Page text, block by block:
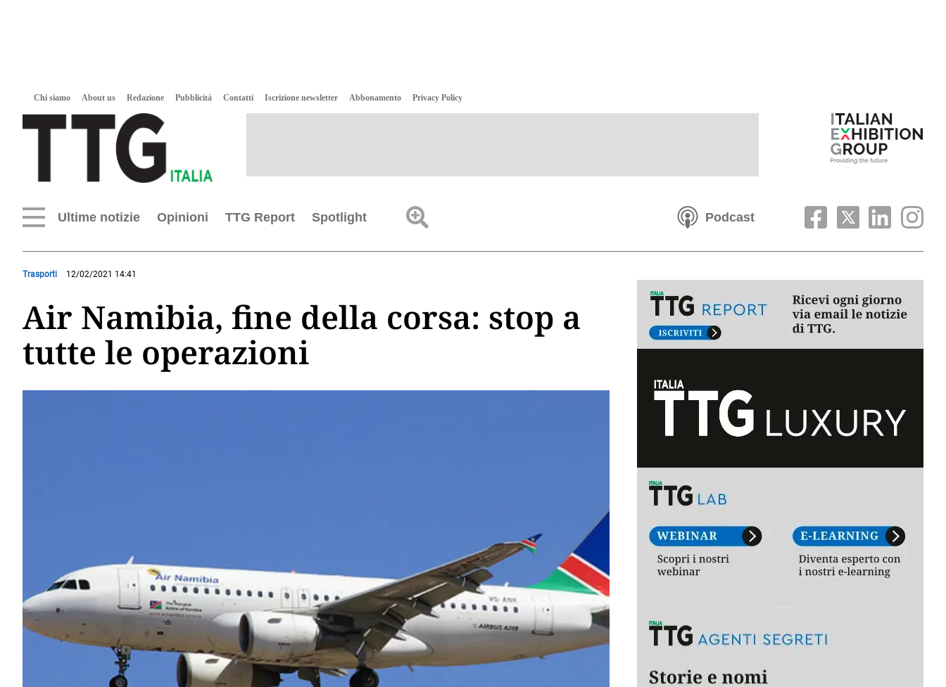
Chi siamo About us Redazione Pubblicità Contatti Iscrizione newsletter Abbonamento Privacy Policy
Ultime notizie Opinioni TTG Report Spotlight Podcast
Trasporti 12/02/2021 14:41
Air Namibia, fine della corsa: stop a
tutte le operazioni